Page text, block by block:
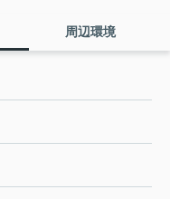
周辺環境